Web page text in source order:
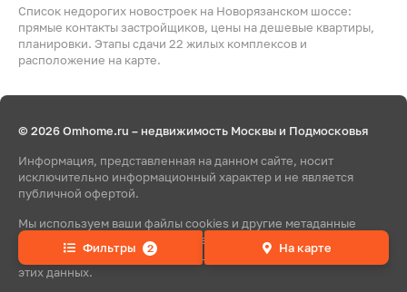
Список недорогих новостроек на Новорязанском шоссе:
прямые контакты застройщиков, цены на дешевые квартиры,
планировки. Этапы сдачи 22 жилых комплексов и
расположение на карте.
© 2026 Omhome.ru – недвижимость Москвы и Подмосковья
Информация, представленная на данном сайте, носит
исключительно информационный характер и не является
публичной офертой.
Мы используем ваши файлы cookies и другие метаданные
для обеспечения корректной работы сайта. Продолжая
пользоваться сайтом, вы соглашаетесь с использованием
этих данных.
Фильтры 2 На карте